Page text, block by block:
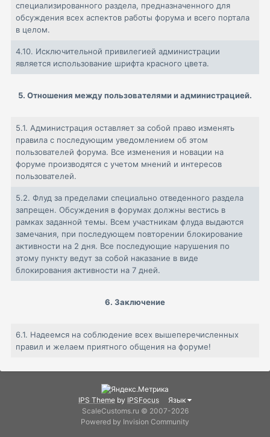
специализированного раздела, предназначенного для
обсуждения всех аспектов работы форума и всего портала
в целом.
4.10. Исключительной привилегией администрации
является использование шрифта красного цвета.
5. Отношения между пользователями и администрацией.
5.1. Администрация оставляет за собой право изменять
правила с последующим уведомлением об этом
пользователей форума. Все изменения и новации на
форуме производятся с учетом мнений и интересов
пользователей.
5.2. Флуд за пределами специально отведенного раздела
запрещен. Обсуждения в форумах должны вестись в
рамках заданной темы. Всем участникам флуда выдаются
замечания, при последующем повторении блокирование
активности на 2 дня. Все последующие нарушения по
этому пункту ведут за собой наказание в виде
блокирования активности на 7 дней.
6. Заключение
6.1. Надеемся на соблюдение всех вышеперечисленных
правил и желаем приятного общения на форуме!
IPS Theme by IPSFocus
Язык
ScaleCustoms.ru © 2007-2026
Powered by Invision Community